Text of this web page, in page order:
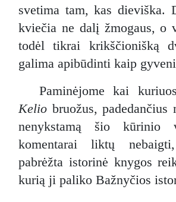
svetima tam, kas dieviška.
kviečia ne dalį žmogaus, o
todėl tikrai krikščionišką
galima apibūdinti kaip
Paminėjome kai
Kelio bruožus, padedančius
nenykstamą šio kūrinio
komentarai liktų
pabrėžta istorinė knygos
kurią ji paliko Bažnyčios